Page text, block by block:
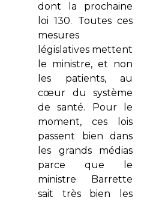
dont la prochaine
loi 130. Toutes ces
mesures
législatives mettent
le ministre, et non
les patients, au
cœur du système
de santé. Pour le
moment, ces lois
passent bien dans
les grands médias
parce que le
ministre Barrette
sait très bien les